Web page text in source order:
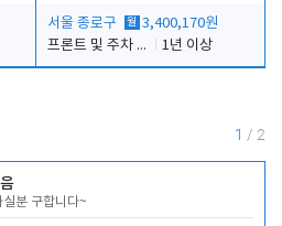
서울 종로구 월 3,400,170원
프론트 및 주차 객실관리
1년 이상
1 / 2
분 구합니다~